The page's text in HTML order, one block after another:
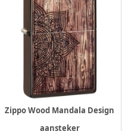
Zippo Wood Mandala Design
aansteker